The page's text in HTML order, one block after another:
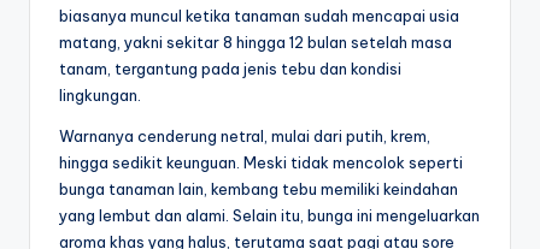
biasanya muncul ketika tanaman sudah mencapai usia
matang, yakni sekitar 8 hingga 12 bulan setelah masa
tanam, tergantung pada jenis tebu dan kondisi
lingkungan.
Warnanya cenderung netral, mulai dari putih, krem,
hingga sedikit keunguan. Meski tidak mencolok seperti
bunga tanaman lain, kembang tebu memiliki keindahan
yang lembut dan alami. Selain itu, bunga ini mengeluarkan
aroma khas yang halus, terutama saat pagi atau sore